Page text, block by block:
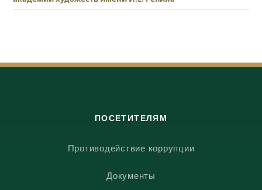
ПОСЕТИТЕЛЯМ
Противодействие коррупции
Документы